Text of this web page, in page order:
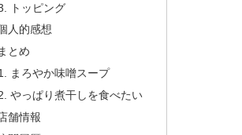
トッピング
人的感想
とめ
まろやか味噌スープ
やっぱり煮干しを食べたい
舗情報